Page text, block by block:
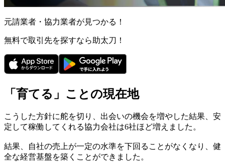
元請業者・協力業者が見つかる！
無料で取引先を探すなら助太刀！
「育てる」ことの現在地
こうした方針に舵を切り、出会いの機会を増やした結果、安
定して稼働してくれる協力会社は6社ほど増えました。
結果、自社の売上が一定の水準を下回ることがなくなり、健
全な経営基盤を築くことができました。